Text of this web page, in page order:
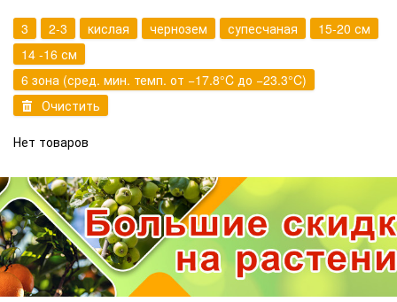
3 2-3 кислая чернозем супесчаная
15-20 см
14 -16 см
6 зона (сред. мин. темп. от −17.8°C до −23.3°C)
Очистить
Нет товаров